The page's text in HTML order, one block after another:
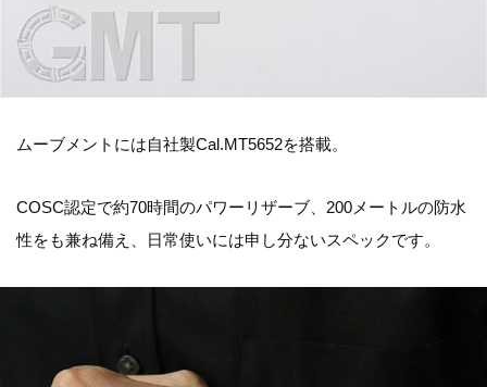
ムーブメントには自社製Cal.MT5652を搭載。
COSC認定で約70時間のパワーリザーブ、200メートルの防水
性をも兼ね備え、日常使いには申し分ないスペックです。